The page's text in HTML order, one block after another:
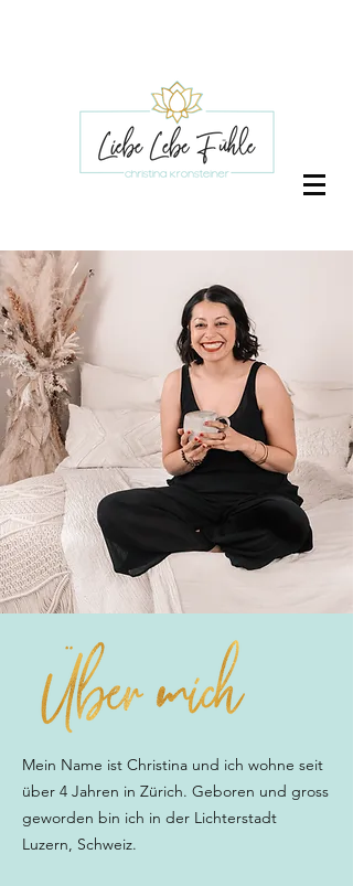
Mein Name ist Christina und ich wohne seit
über 4 Jahren in Zürich. Geboren und gross
geworden bin ich in der Lichterstadt
Luzern, Schweiz.